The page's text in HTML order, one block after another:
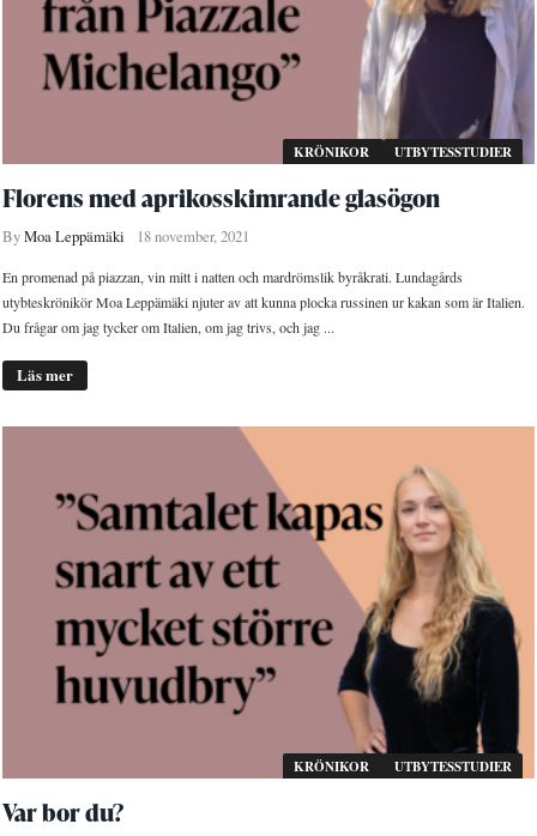
KRÖNIKOR UTBYTESSTUDIER
Florens med aprikosskimrande glasögon
ByMoa Leppämäki 18 november, 2021
En promenad på piazzan, vin mitt i natten och mardrömslik byråkrati. Lundagårds
utybteskrönikör Moa Leppämäki njuter av att kunna plocka russinen ur kakan som är Italien.
Du frågar om jag tycker om Italien, om jag trivs, och jag ...
Läs mer
KRÖNIKOR UTBYTESSTUDIER
Var bor du?